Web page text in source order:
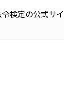
検定の公式サイ